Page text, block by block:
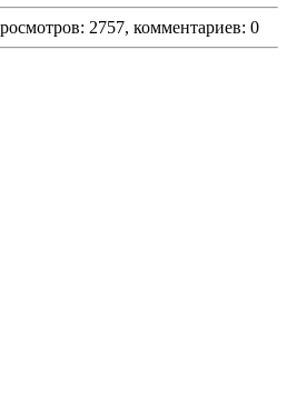
2757, комментариев: 0